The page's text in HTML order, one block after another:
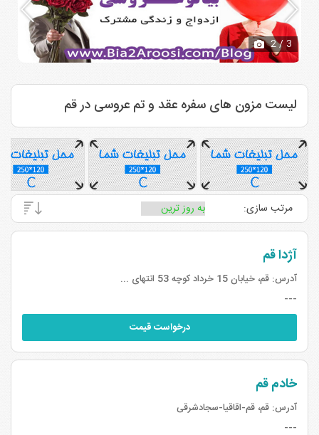
2/ 3
لیست مزون های سفره عقد و تم عروسی در قم
مرتب سازی:
آژدا قم
آدرس: قم، خیابان 15 خرداد کوچه 53 انتهای ...
---
درخواست قیمت
خادم قم
آدرس: قم، قم-اقاقیا-سجادشرقی
---